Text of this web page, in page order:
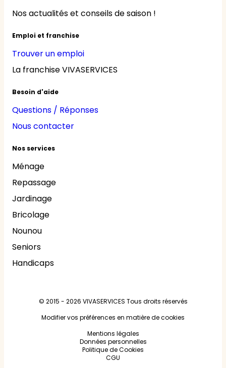
Nos actualités et conseils de saison !
Emploi et franchise
Trouver un emploi
La franchise VIVASERVICES
Besoin d'aide
Questions / Réponses
Nous contacter
Nos services
Ménage
Repassage
Jardinage
Bricolage
Nounou
Seniors
Handicaps
© 2015 - 2026 VIVASERVICES Tous droits réservés
Modifier vos préférences en matière de cookies
Mentions légales
Données personnelles
Politique de Cookies
CGU